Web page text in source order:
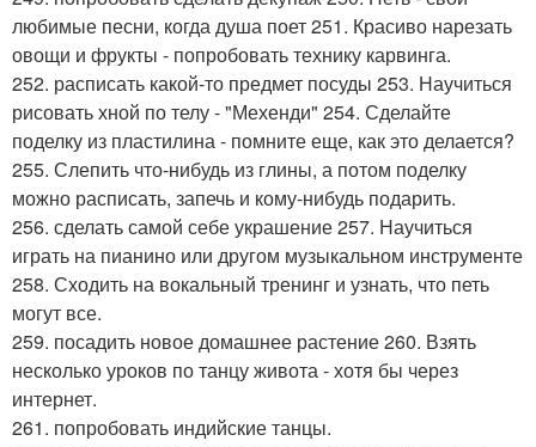
любимые песни, когда душа поет 251. Красиво нарезать
овощи и фрукты - попробовать технику карвинга.
252. расписать какой-то предмет посуды 253. Научиться
рисовать хной по телу - "Мехенди" 254. Сделайте
поделку из пластилина - помните еще, как это делается?
255. Слепить что-нибудь из глины, а потом поделку
можно расписать, запечь и кому-нибудь подарить.
256. сделать самой себе украшение 257. Научиться
играть на пианино или другом музыкальном инструменте
258. Сходить на вокальный тренинг и узнать, что петь
могут все.
259. посадить новое домашнее растение 260. Взять
несколько уроков по танцу живота - хотя бы через
интернет.
261. попробовать индийские танцы.